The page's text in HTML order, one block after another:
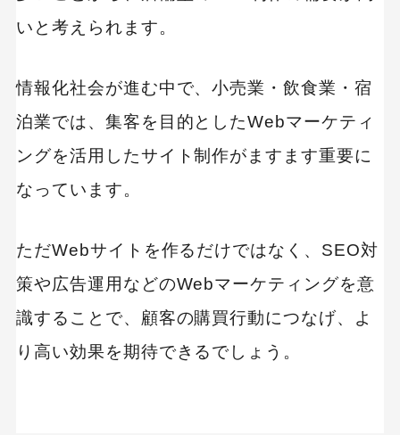
制作会社 比較表
プログラミング教師を運営｜株式会社ニゴロデ
マーケティング関連の業務に強みあり｜株式会
社アサヒマーケティング
紙媒体を生かした施策が特徴｜株式会社サンノ
ー企画印刷
制作会社 比較表
ス・ネットコム
全国のクライアントに対応｜株式会社メイクヘ
いと考えられます。
情報化社会が進む中で、小売業・飲食業・宿
泊業では、集客を目的としたWebマーケティ
ングを活用したサイト制作がますます重要に
なっています。
ただWebサイトを作るだけではなく、SEO対
策や広告運用などのWebマーケティングを意
識することで、顧客の購買行動につなげ、よ
り高い効果を期待できるでしょう。